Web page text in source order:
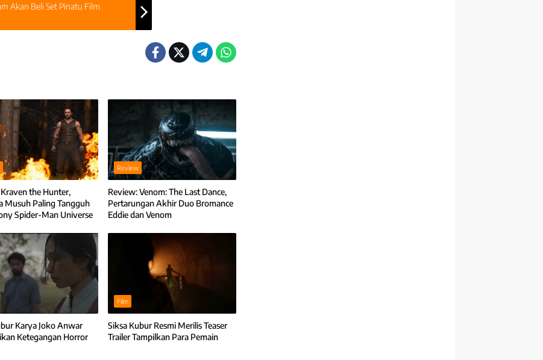
Akan Beli Set Pinatu Film
the Hunter,
Musuh Paling Tangguh
Spider-Man Universe
Review
Review: Venom: The Last Dance,
Pertarungan Akhir Duo Bromance
Eddie dan Venom
Karya Joko Anwar
Ketegangan Horror
Film
Siksa Kubur Resmi Merilis Teaser
Trailer Tampilkan Para Pemain